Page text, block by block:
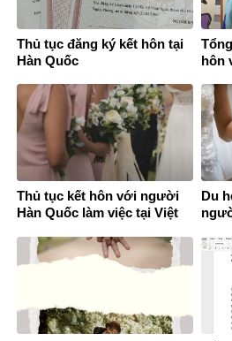
Thủ tục đăng ký kết hôn tại
Hàn Quốc
hôn
Thủ tục kết hôn với người
Hàn Quốc làm việc tại Việt
Du